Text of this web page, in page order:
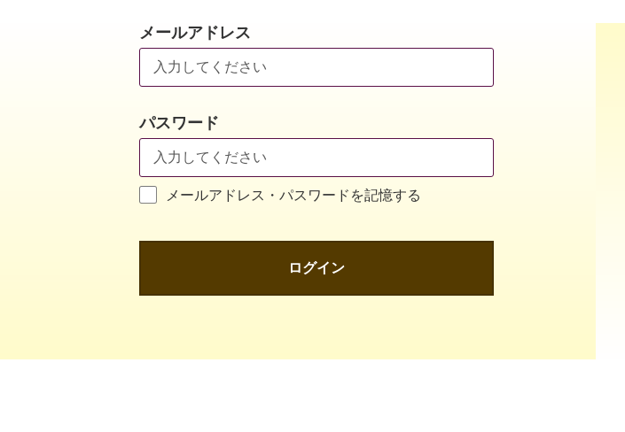
メールアドレス
パスワード
メールアドレス・パスワードを記憶する
ログイン